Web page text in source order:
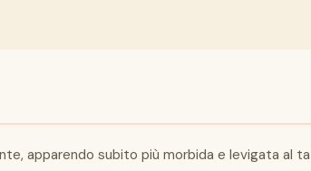
apparendo subito più morbida e levigata al